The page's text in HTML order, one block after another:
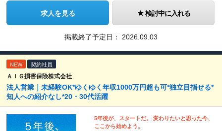
求人を見る 検討中に入れる
掲載終了予定日： 2026.09.03
NEW 契約社員
ＡＩＧ損害保険株式会社
法人営業｜未経験OK*ゆくゆく年収1000万円超も可*独立目指せる*
知人への紹介なし*20・30代活躍
5年後が、スタートだ。 変わりたいと思った今、
ここから始めよう。